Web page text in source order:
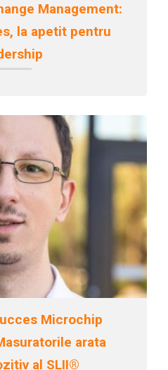
Management:
la apetit pentru
Microchip
arata
al SLII®